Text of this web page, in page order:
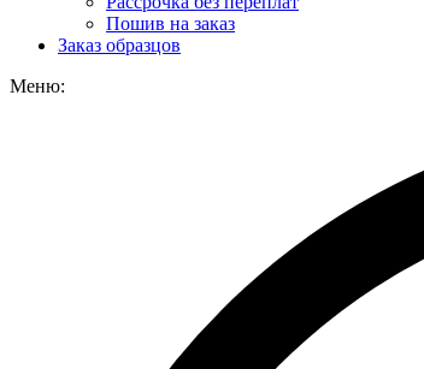
Пошив на заказ
Заказ образцов
Меню: